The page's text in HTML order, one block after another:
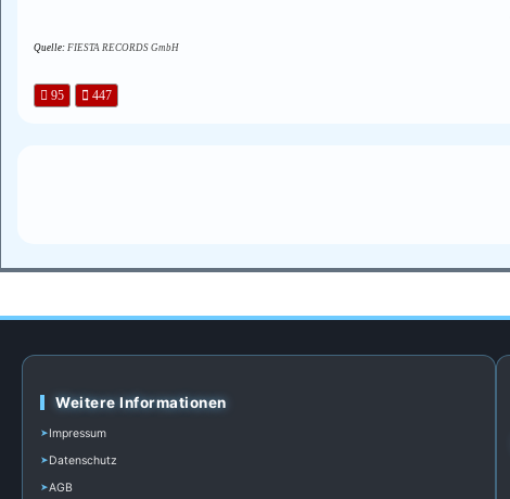
Quelle: FIESTA RECORDS GmbH
95 447
Weitere Informationen
Impressum
Datenschutz
AGB